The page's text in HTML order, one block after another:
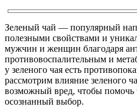
Зеленый чай — популярный
полезными свойствами и
мужчин и женщин благодаря
противовоспалительным и
у зеленого чая есть
рассмотрим влияние зеленого
возможный вред, чтобы помочь
осознанный выбор.